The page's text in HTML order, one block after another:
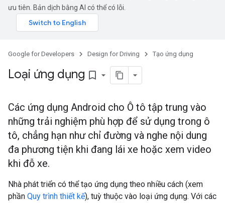
ưu tiên. Bản dịch bằng AI có thể có lỗi.
Google for Developers Design for Driving Tạo ứng dụng
Loại ứng dụng bookmark_border
Các ứng dụng Android cho Ô tô tập trung vào
những trải nghiệm phù hợp để sử dụng trong ô
tô, chẳng hạn như chỉ đường và nghe nội dung
đa phương tiện khi đang lái xe hoặc xem video
khi đỗ xe.
Nhà phát triển có thể tạo ứng dụng theo nhiều cách (xem
phần Quy trình thiết kế), tuỳ thuộc vào loại ứng dụng. Với các